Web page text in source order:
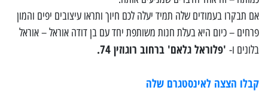
אם תבקרו בעמודים שלה תמיד יעלה לכם חיוך ותראו עיצובים יפים והמון
פרחים – כיום היא בעלת חנות משותפת יחד עם בן דודה אוראל – אוראל
בלונים ו- 'פלוראל גלאם' ברחוב רוגוזין 74.
קבלו הצצה לאינסטגרם שלה